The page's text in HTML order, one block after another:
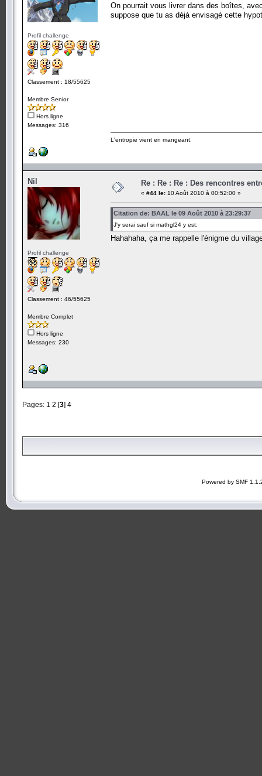
Profil challenge
Classement : 18/55625
Membre Senior
Hors ligne
Messages: 316
On pourrait vous livrer dans des boîtes,
suppose que tu as déjà envisagé cette
L'entropie vient en mangeant.
Nil
Profil challenge
Classement : 46/55625
Membre Complet
Hors ligne
Messages: 230
Re : Re : Re : Des rencontres
« #44 le: 10 Août 2010 à 00:52:00 »
Citation de: BAAL le 09 Août 2010 à 23:29:37
J'y serai sauf si mathgl24 y est.
Hahahaha, ça me rappelle l'énigme du
Pages: 1 2 [3] 4
Powered by SMF